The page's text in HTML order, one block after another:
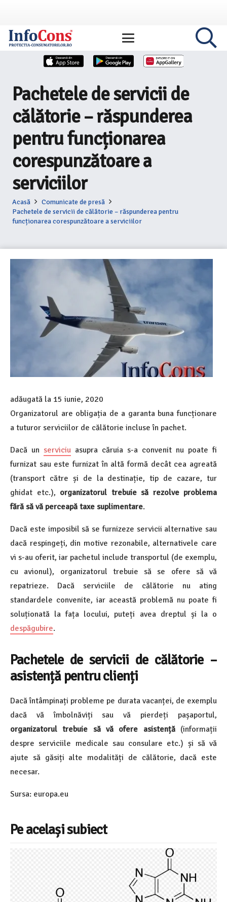
Pachetele de servicii de
călătorie – răspunderea
pentru funcționarea
corespunzătoare a
serviciilor
Acasă
Comunicate de presă
Pachetele de servicii de călătorie – răspunderea pentru
funcționarea corespunzătoare a serviciilor
adăugată la 15 iunie, 2020
Organizatorul are obligația de a garanta buna funcționare
a tuturor serviciilor de călătorie incluse în pachet.
Dacă un serviciu asupra căruia s-a convenit nu poate fi
furnizat sau este furnizat în altă formă decât cea agreată
(transport către și de la destinație, tip de cazare, tur
ghidat etc.), organizatorul trebuie să rezolve problema
fără să vă perceapă taxe suplimentare.
Dacă este imposibil să se furnizeze servicii alternative sau
dacă respingeți, din motive rezonabile, alternativele care
vi s-au oferit, iar pachetul include transportul (de exemplu,
cu avionul), organizatorul trebuie să se ofere să vă
repatrieze. Dacă serviciile de călătorie nu ating
standardele convenite, iar această problemă nu poate fi
soluționată la fața locului, puteți avea dreptul și la o
despăgubire.
Pachetele de servicii de călătorie –
asistență pentru clienți
Dacă întâmpinați probleme pe durata vacanței, de exemplu
dacă vă îmbolnăviți sau vă pierdeți pașaportul,
organizatorul trebuie să vă ofere asistență(informații
despre serviciile medicale sau consulare etc.) și să vă
ajute să găsiți alte modalități de călătorie, dacă este
necesar.
Sursa: europa.eu
Pe același subiect